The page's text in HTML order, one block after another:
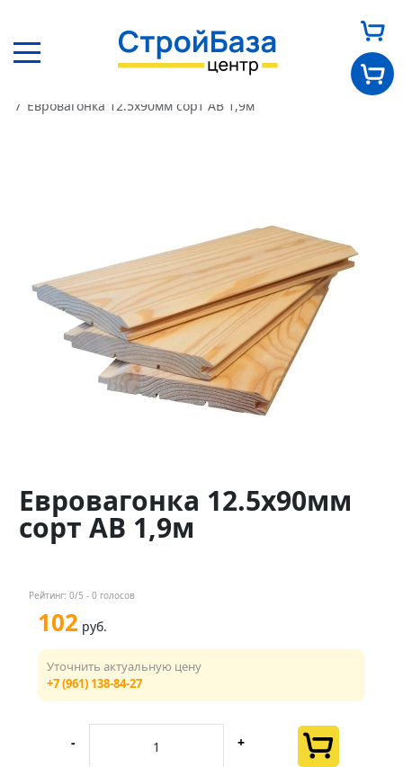
Каталог
Оплата и доставка
Новости
+7 (961) 138-84-27
Евровагонка 12.5х90мм сорт АВ 1,9м
Евровагонка 12.5х90мм
сорт АВ 1,9м
Рейтинг: 0/5 - 0 голосов
102 руб.
Уточнить актуальную цену
+7 (961) 138-84-27
- +